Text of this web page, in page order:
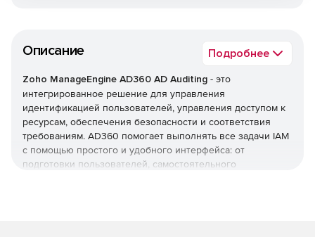
Описание Подробнее
Zoho ManageEngine AD360 AD Auditing - это
интегрированное решение для управления
идентификацией пользователей, управления доступом к
ресурсам, обеспечения безопасности и соответствия
требованиям. AD360 помогает выполнять все задачи IAM
с помощью простого и удобного интерфейса: от
подготовки пользователей, самостоятельного